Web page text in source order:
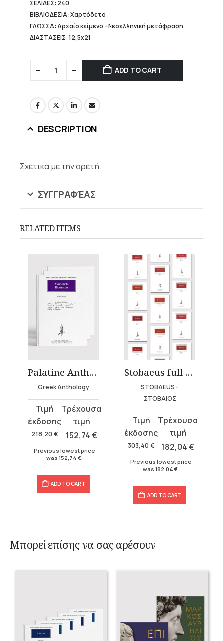
ΣΕΛΙΔΕΣ: 240
ΒΙΒΛΙΟΔΕΣΙΑ: Χαρτόδετο
ΓΛΩΣΣΑ: Αρχαίο κείμενο - Νεοελληνική μετάφραση
ΔΙΑΣΤΑΣΕΙΣ: 12,5x21
ADD TO CART
DESCRIPTION
Σχετικά με την αρετή.
ΣΥΓΓΡΑΦΈΑΣ
RELATED ITEMS
Palatine Anthology (12 volumes)
Greek Anthology
218,20 €
Original
price
was:
152,74€
Current
price
is:
Previous lowest price
was 152,74 €
ADD TO CART
Stobaeus full works (18 volumes)
STOBAEUS -
ΣΤΟΒΑΙΟΣ
303,40 €
Original
price
was:
182,04€
Current
price
is:
Previous lowest price
was 182,04 €
ADD TO CART
Μπορεί επίσης να σας αρέσουν